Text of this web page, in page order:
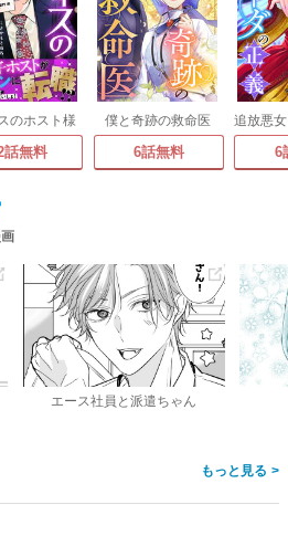
のホスト様
話無料
僕と奇跡の救命医
6話無料 6
エース社員と派遣ちゃん
>